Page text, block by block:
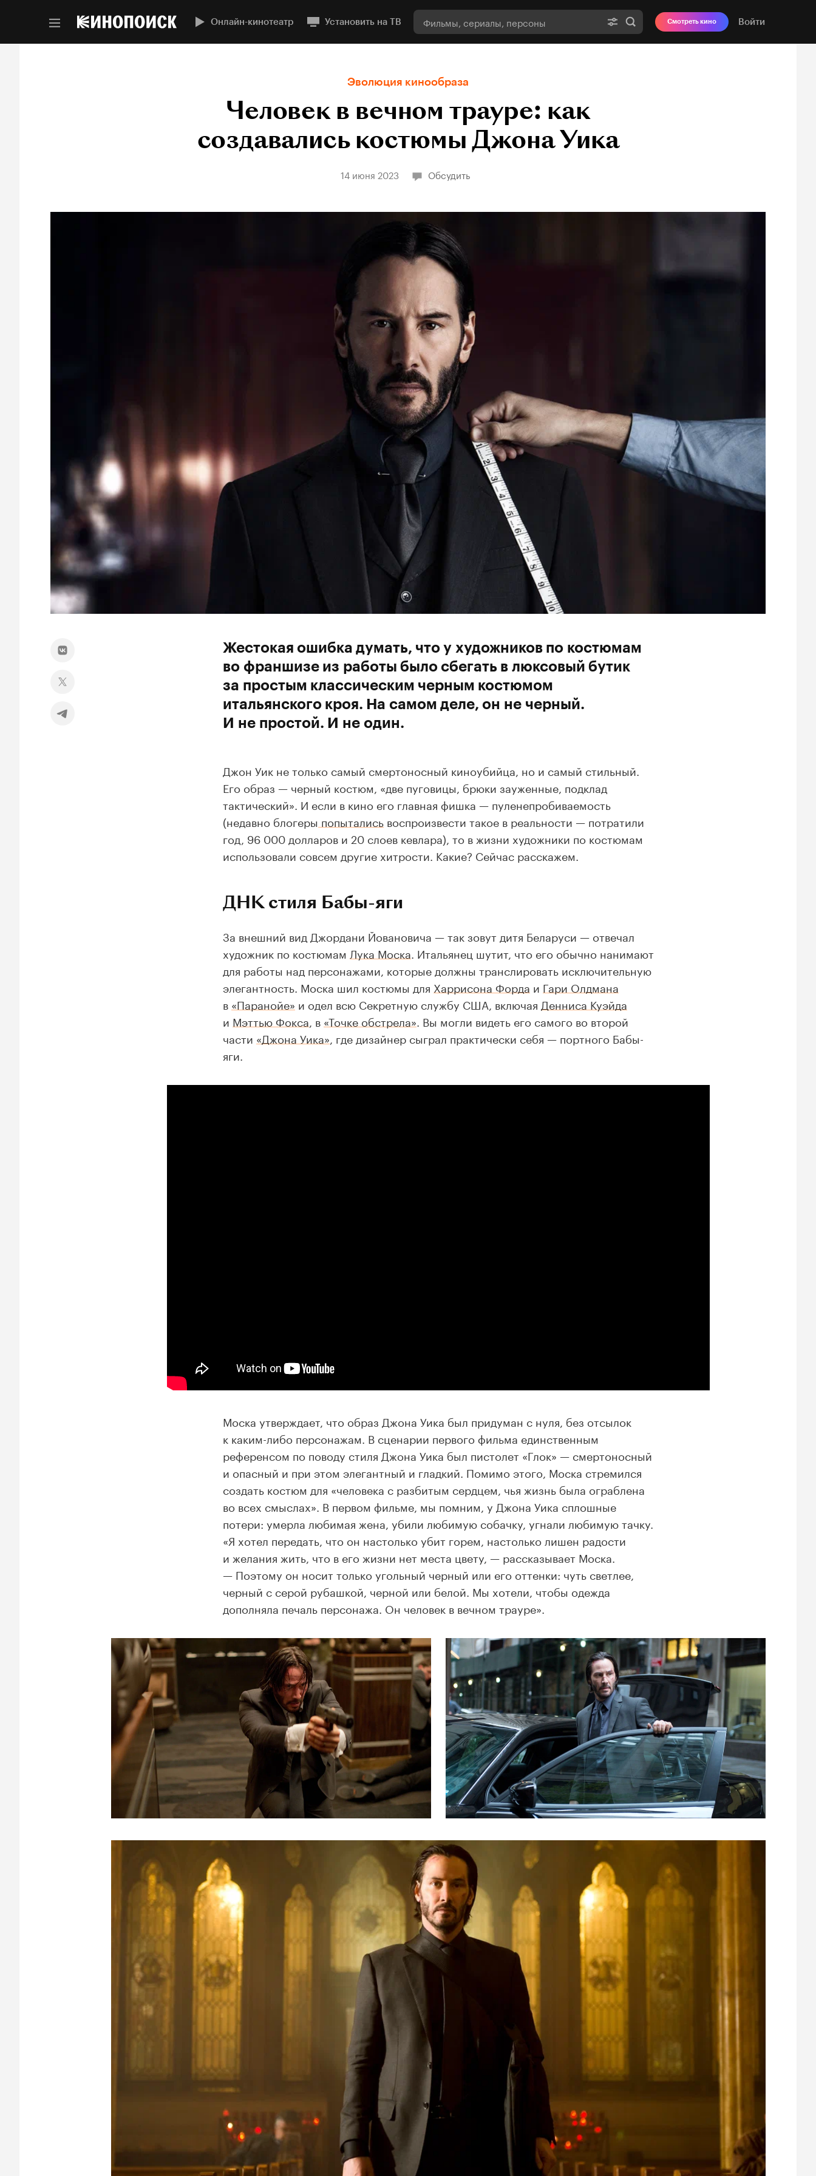
Онлайн-кинотеатр Установить на ТВ Смотреть кино Войти
Эволюция кинообраза
Человек в вечном трауре: как
создавались костюмы Джона Уика
14 июня 2023 Обсудить
Жестокая ошибка думать, что у художников по костюмам
во франшизе из работы было сбегать в люксовый бутик
за простым классическим черным костюмом
итальянского кроя. На самом деле, он не черный.
И не простой. И не один.
Джон Уик не только самый смертоносный киноубийца, но и самый стильный.
Его образ — черный костюм, «две пуговицы, брюки зауженные, подклад
тактический». И если в кино его главная фишка — пуленепробиваемость
(недавно блогеры попыталисьвоспроизвести такое в реальности — потратили
год, 96 000 долларов и 20 слоев кевлара), то в жизни художники по костюмам
использовали совсем другие хитрости. Какие? Сейчас расскажем.
ДНК стиля Бабы-яги
За внешний вид Джордани Йовановича — так зовут дитя Беларуси — отвечал
художник по костюмам Лука Моска . Итальянец шутит, что его обычно нанимают
для работы над персонажами, которые должны транслировать исключительную
элегантность. Моска шил костюмы для Харрисона Форда и Гари Олдмана
в «Паранойе» и одел всю Секретную службу США, включая Денниса Куэйда
и Мэттью Фокса , в «Точке обстрела» . Вы могли видеть его самого во второй
части «Джона Уика» , где дизайнер сыграл практически себя — портного Бабы-
яги.
Моска утверждает, что образ Джона Уика был придуман с нуля, без отсылок
к каким-либо персонажам. В сценарии первого фильма единственным
референсом по поводу стиля Джона Уика был пистолет «Глок» — смертоносный
и опасный и при этом элегантный и гладкий. Помимо этого, Моска стремился
создать костюм для «человека с разбитым сердцем, чья жизнь была ограблена
во всех смыслах». В первом фильме, мы помним, у Джона Уика сплошные
потери: умерла любимая жена, убили любимую собачку, угнали любимую тачку.
«Я хотел передать, что он настолько убит горем, настолько лишен радости
и желания жить, что в его жизни нет места цвету, — рассказывает Моска.
— Поэтому он носит только угольный черный или его оттенки: чуть светлее,
черный с серой рубашкой, черной или белой. Мы хотели, чтобы одежда
дополняла печаль персонажа. Он человек в вечном трауре».